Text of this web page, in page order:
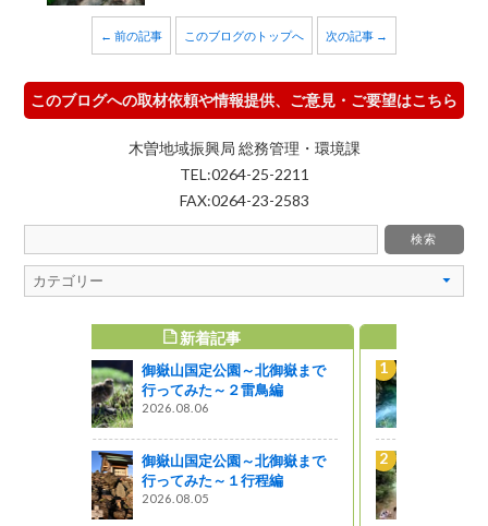
← 前の記事 このブログのトップへ 次の記事 →
このブログへの取材依頼や情報提供、ご意見・ご要望はこちら
木曽地域振興局 総務管理・環境課
TEL:0264-25-2211
FAX:0264-23-2583
WEEKLY TOP5
阿寺ブルーと柿其グリーンを
巡る（阿寺渓谷～柿其渓谷）
2025.09.11
夏休みは「阿寺渓谷」が人
気！～木曽で過ごす夏休み
（その１）